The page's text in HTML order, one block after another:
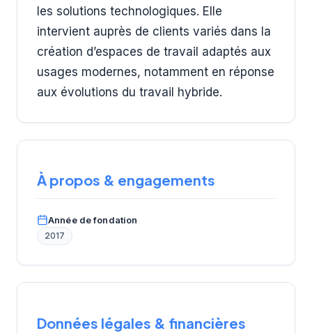
les solutions technologiques. Elle
intervient auprès de clients variés dans la
création d’espaces de travail adaptés aux
usages modernes, notamment en réponse
aux évolutions du travail hybride.
À propos & engagements
Année de fondation
2017
Données légales & financières